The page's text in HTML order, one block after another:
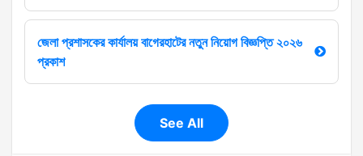
জেলা প্রশাসকের কার্যালয় বাগেরহাটের নতুন নিয়োগ বিজ্ঞপ্তি ২০২৬
প্রকাশ
See All